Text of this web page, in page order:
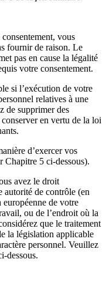
vous
fournir de raison. Le
pas en cause la légalité
votre consentement.
si l’exécution de votre
relatives à une
de supprimer des
en vertu de la loi
d’exercer vos
Chapitre 5 ci-dessous).
avez le droit
autorité de contrôle (en
de votre
ou de l’endroit où la
que le traitement
la législation applicable
personnel. Veuillez
dessous.